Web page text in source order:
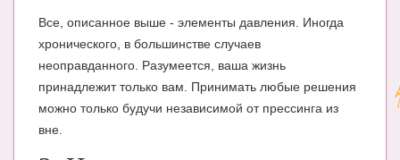
Все, описанное выше - элементы давления. Иногда
хронического, в большинстве случаев
неоправданного. Разумеется, ваша жизнь
принадлежит только вам. Принимать любые решения
можно только будучи независимой от прессинга из
вне.